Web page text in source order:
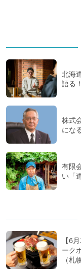
北海
語る
株式
にな
有限
い「
【6
ーク
（札